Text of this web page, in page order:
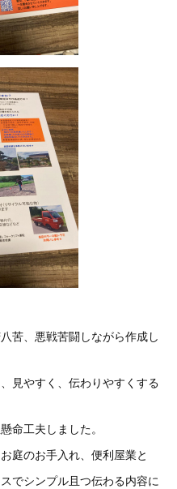
苦、悪戦苦闘しながら作成し
見やすく、伝わりやすくする
命工夫しました。
庭のお手入れ、便利屋業と
でシンプル且つ伝わる内容に